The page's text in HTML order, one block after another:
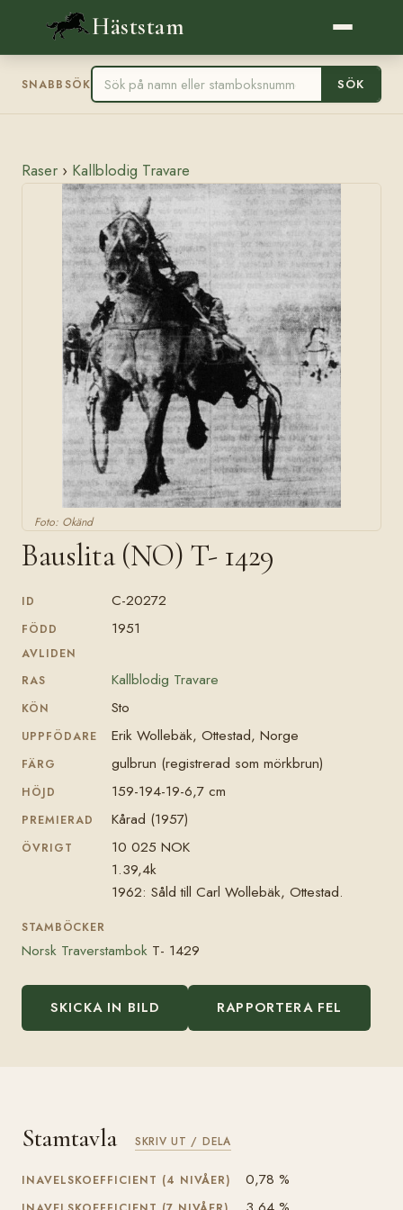
Häststam
SNABBSÖK SÖK
Raser › Kallblodig Travare
Foto: Okänd
Bauslita (NO) T- 1429
ID C-20272
FÖDD 1951
AVLIDEN
RAS
Kallblodig Travare
KÖN Sto
UPPFÖDARE Erik Wollebäk, Ottestad, Norge
FÄRG gulbrun (registrerad som mörkbrun)
HÖJD 159-194-19-6,7 cm
PREMIERAD Kårad (1957)
ÖVRIGT
10 025 NOK
1.39,4k
1962: Såld till Carl Wollebäk, Ottestad.
STAMBÖCKER
Norsk Traverstambok T- 1429
SKICKA IN BILD RAPPORTERA FEL
Stamtavla SKRIV UT / DELA
INAVELSKOEFFICIENT (4 NIVÅER) 0,78 %